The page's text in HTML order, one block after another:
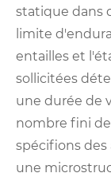
statique dans
limite
entailles et
sollicitées
une durée de
nombre fini
spécifions des
une